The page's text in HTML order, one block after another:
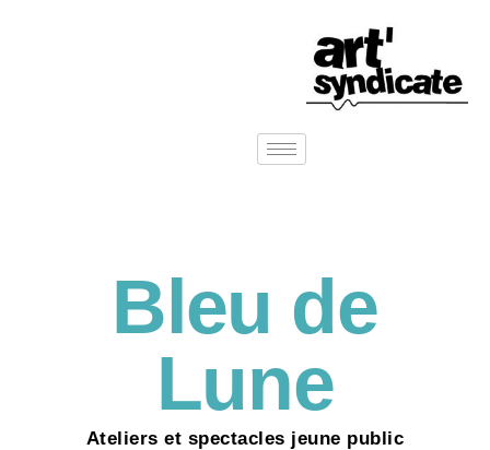
Bleu de
Lune
Ateliers et spectacles jeune public